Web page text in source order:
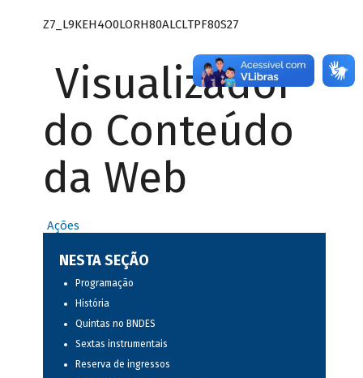
Z7_L9KEH4O0LORH80ALCLTPF80S27
Visualizador
do Conteúdo
da Web
Ações
NESTA SEÇÃO
Programação
História
Quintas no BNDES
Sextas instrumentais
Reserva de ingressos